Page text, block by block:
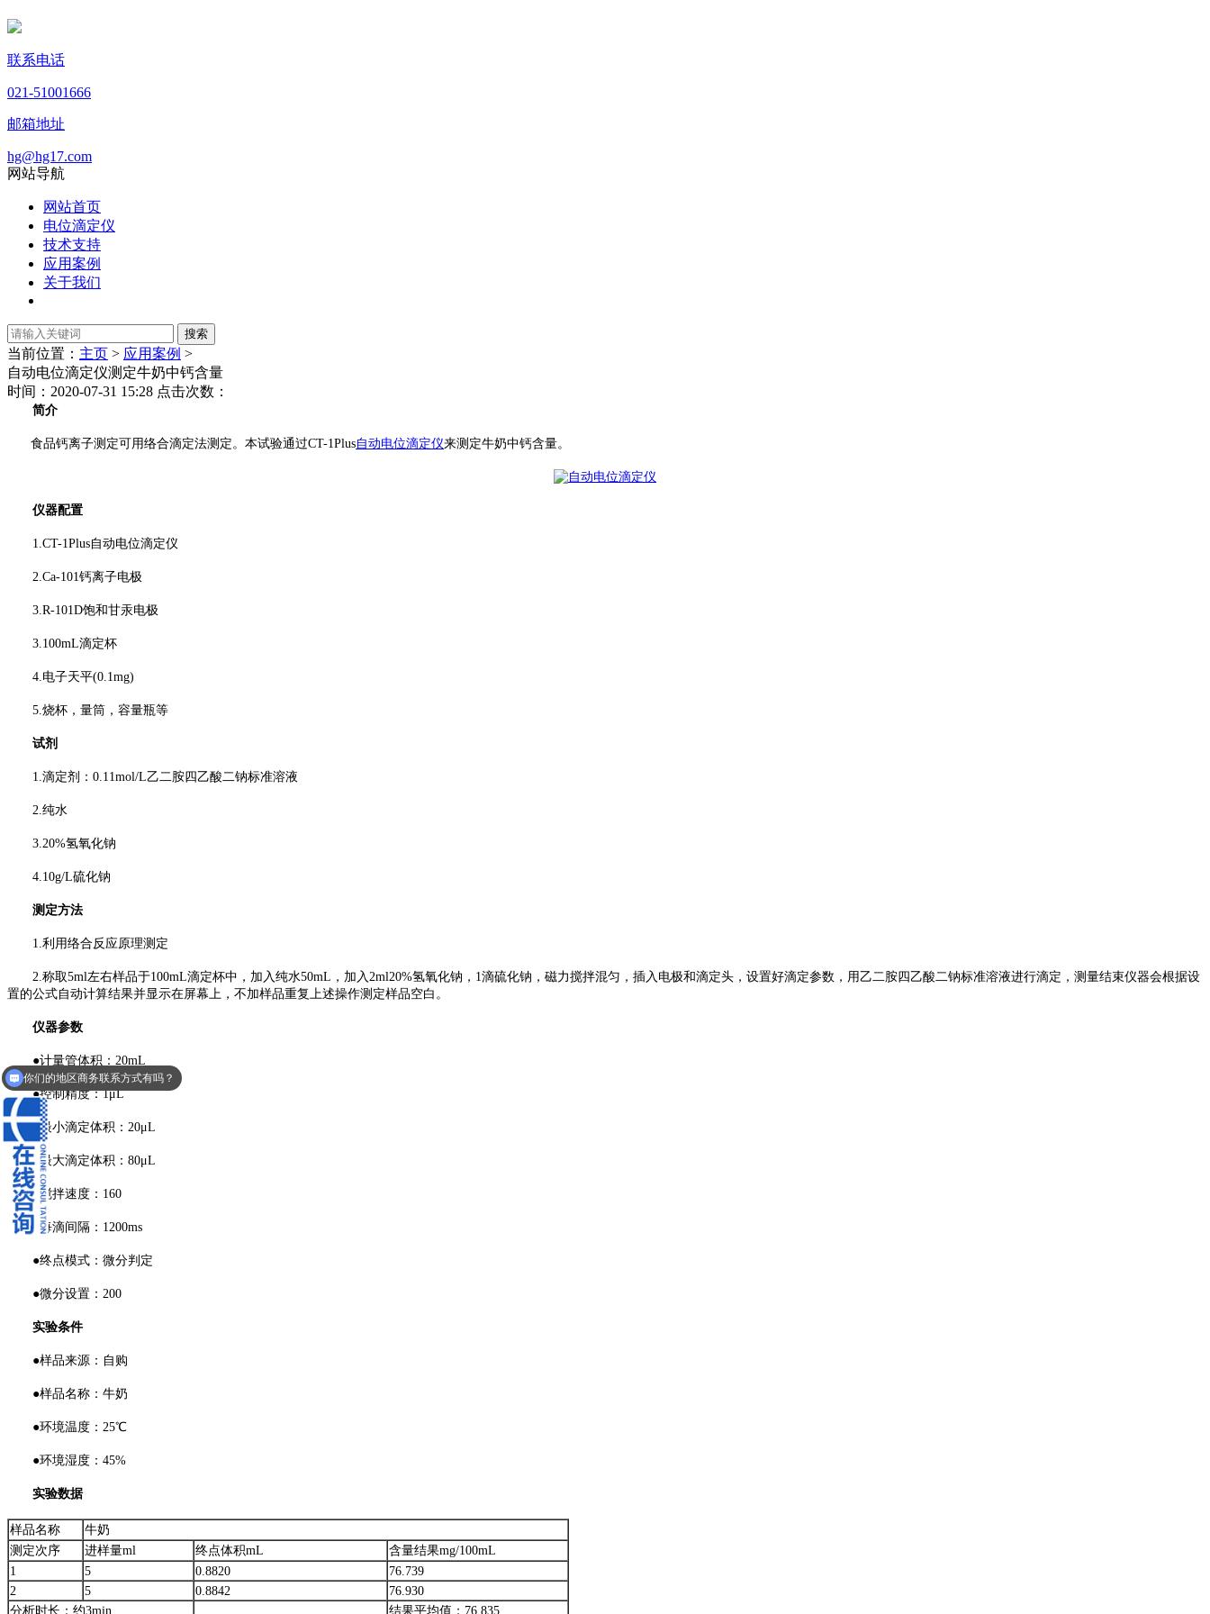
联系电话
021-51001666
邮箱地址
hg@hg17.com
网站导航
网站首页
电位滴定仪
技术支持
应用案例
关于我们
当前位置： 主页 > 应用案例 >
自动电位滴定仪测定牛奶中钙含量
时间：2020-07-31 15:28 点击次数：
简介
食品钙离子测定可用络合滴定法测定。本试验通过CT-1Plus自动电位滴定仪来测定牛奶中钙含量。
仪器配置
1.CT-1Plus自动电位滴定仪
2.Ca-101钙离子电极
3.R-101D饱和甘汞电极
3.100mL滴定杯
4.电子天平(0.1mg)
5.烧杯，量筒，容量瓶等
试剂
1.滴定剂：0.11mol/L乙二胺四乙酸二钠标准溶液
2.纯水
3.20%氢氧化钠
4.10g/L硫化钠
测定方法
1.利用络合反应原理测定
2.称取5ml左右样品于100mL滴定杯中，加入纯水50mL，加入2ml20%氢氧化钠，1滴硫化钠，磁力搅拌混匀，插入电极和滴定头，设置好滴定参数，用乙二胺四乙酸二钠标准溶液进行滴定，测量结束仪器会根据设
置的公式自动计算结果并显示在屏幕上，不加样品重复上述操作测定样品空白。
仪器参数
●计量管体积：20mL
●控制精度：1μL
●最小滴定体积：20μL
●最大滴定体积：80μL
●搅拌速度：160
●每滴间隔：1200ms
●终点模式：微分判定
●微分设置：200
实验条件
●样品来源：自购
●样品名称：牛奶
●环境温度：25℃
●环境湿度：45%
实验数据
样品名称
牛奶
测定次序
进样量ml 终点体积mL
含量结果mg/100mL
1
5 0.8820
76.739
2
5 0.8842
76.930
分析时长：约3min
结果平均值：76.835
你们的地区商务联系方式有吗？
你们的商品是30天无理由退换货的吗？